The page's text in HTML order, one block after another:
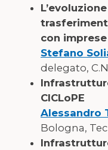
con
Stefano
delegato,
CICLoPE
Alessandro
Bologna,